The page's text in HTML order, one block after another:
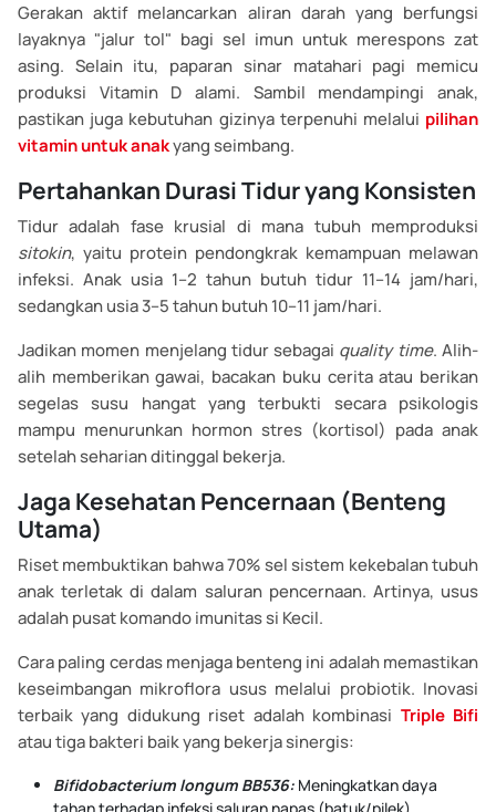
Gerakan aktif melancarkan aliran darah yang berfungsi
layaknya "jalur tol" bagi sel imun untuk merespons zat
asing. Selain itu, paparan sinar matahari pagi memicu
produksi Vitamin D alami. Sambil mendampingi anak,
pastikan juga kebutuhan gizinya terpenuhi melalui pilihan
vitamin untuk anakyang seimbang.
Pertahankan Durasi Tidur yang Konsisten
Tidur adalah fase krusial di mana tubuh memproduksi
sitokin, yaitu protein pendongkrak kemampuan melawan
infeksi. Anak usia 1–2 tahun butuh tidur 11–14 jam/hari,
sedangkan usia 3–5 tahun butuh 10–11 jam/hari.
Jadikan momen menjelang tidur sebagai quality time. Alih-
alih memberikan gawai, bacakan buku cerita atau berikan
segelas susu hangat yang terbukti secara psikologis
mampu menurunkan hormon stres (kortisol) pada anak
setelah seharian ditinggal bekerja.
Jaga Kesehatan Pencernaan (Benteng
Utama)
Riset membuktikan bahwa 70% sel sistem kekebalan tubuh
anak terletak di dalam saluran pencernaan. Artinya, usus
adalah pusat komando imunitas si Kecil.
Cara paling cerdas menjaga benteng ini adalah memastikan
keseimbangan mikroflora usus melalui probiotik. Inovasi
terbaik yang didukung riset adalah kombinasi Triple Bifi
atau tiga bakteri baik yang bekerja sinergis:
Bifidobacterium longum BB536: Meningkatkan daya